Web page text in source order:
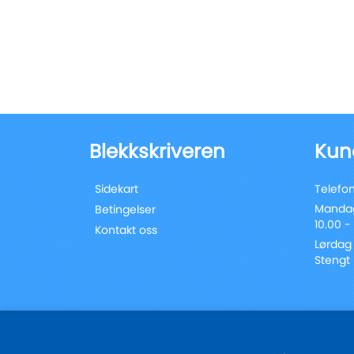
Blekkskriveren
Sidekart
Betingelser
Kontakt oss
10.00 -
Stengt